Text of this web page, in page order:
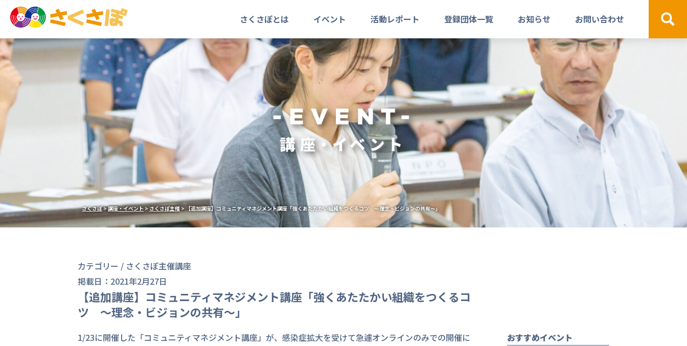
さくさぽとは イベント 活動レポート 登録団体一覧 お知らせ お問い合わせ
検索
さくさぽ>講座・イベント> さくさぽ主催> 【追加講座】コミュニティマネジメント講座「強くあたたかい組織をつくるコツ ～理念・ビジョンの共有～」
カテゴリー / さくさぽ主催講座
掲載日：2021年2月27日
【追加講座】コミュニティマネジメント講座「強くあたたかい組織をつくるコ
ツ ～理念・ビジョンの共有～」
1/23に開催した「コミュニティマネジメント講座」が、感染症拡大を受けて急遽オンラインのみでの開催に
おすすめイベント